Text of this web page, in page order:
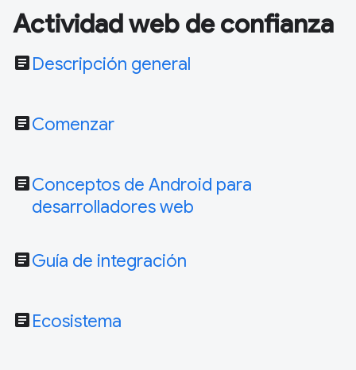
Actividad web de confianza
article Descripción general
articleComenzar
articleConceptos de Android para
desarrolladores web
articleGuía de integración
article Ecosistema